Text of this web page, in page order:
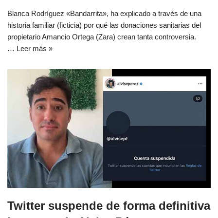
Blanca Rodríguez «Bandarrita», ha explicado a través de una
historia familiar (ficticia) por qué las donaciones sanitarias del
propietario Amancio Ortega (Zara) crean tanta controversia.
… Leer más »
Twitter suspende de forma definitiva